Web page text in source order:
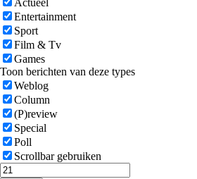
Actueel
Entertainment
Sport
Film & Tv
Games
Toon berichten van deze types
Weblog
Column
(P)review
Special
Poll
Scrollbar gebruiken